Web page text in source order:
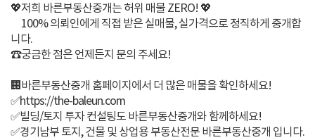
💖저희 바른부동산중개는 허위 매물 ZERO! 💖
100% 의뢰인에게 직접 받은 실매물, 실가격으로 정직하게 중개합
니다.
☎️궁금한 점은 언제든지 문의 주세요!
🏢바른부동산중개 홈페이지에서 더 많은 매물을 확인하세요!
✅https://the-baleun.com
✅빌딩/토지 투자 컨설팅도 바른부동산중개와 함께하세요!
✅경기남부 토지, 건물 및 상업용 부동산전문 바른부동산중개 입니다.